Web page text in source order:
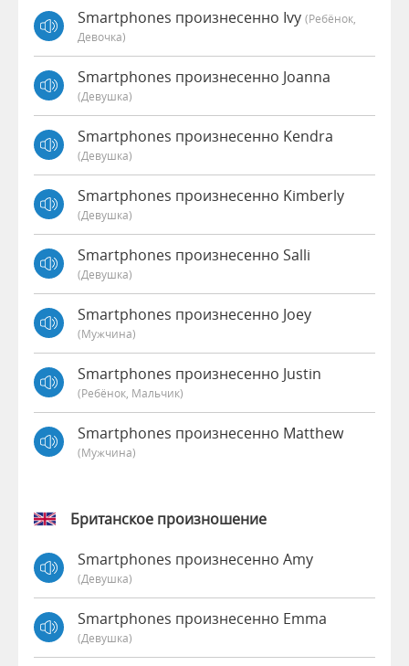
Smartphones произнесенно Ivy (Ребёнок,
Девочка)
Smartphones произнесенно Joanna
(девушка)
Smartphones произнесенно Kendra
(девушка)
Smartphones произнесенно Kimberly
(девушка)
Smartphones произнесенно Salli
(девушка)
Smartphones произнесенно Joey
(мужчина)
Smartphones произнесенно Justin
(Ребёнок, Мальчик)
Smartphones произнесенно Matthew
(мужчина)
Британское произношение
Smartphones произнесенно Amy
(девушка)
Smartphones произнесенно Emma
(девушка)